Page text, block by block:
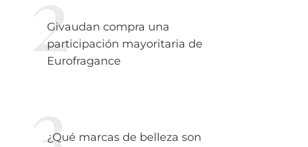
Givaudan compra una
participación mayoritaria de
Eurofragance
¿Qué marcas de belleza son